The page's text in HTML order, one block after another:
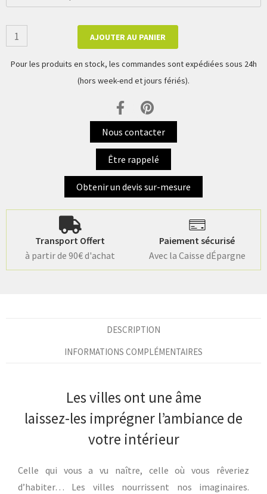
AJOUTER AU PANIER
Pour les produits en stock, les commandes sont expédiées sous 24h
(hors week-end et jours fériés).
Nous contacter
Être rappelé
Obtenir un devis sur-mesure
Transport Offert
à partir de 90€ d'achat
Paiement sécurisé
Avec la Caisse dÉpargne
DESCRIPTION
INFORMATIONS COMPLÉMENTAIRES
Les villes ont une âme
laissez-les imprégner l’ambiance de
votre intérieur
Celle qui vous a vu naître, celle où vous rêveriez
d’habiter… Les villes nourrissent nos imaginaires.